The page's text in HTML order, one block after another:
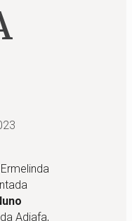
Adiafa,